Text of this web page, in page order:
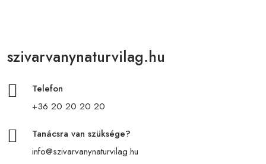
szivarvanynaturvilag.hu
Telefon
+36 20 20 20 20
Tanácsra van szüksége?
info@szivarvanynaturvilag.hu